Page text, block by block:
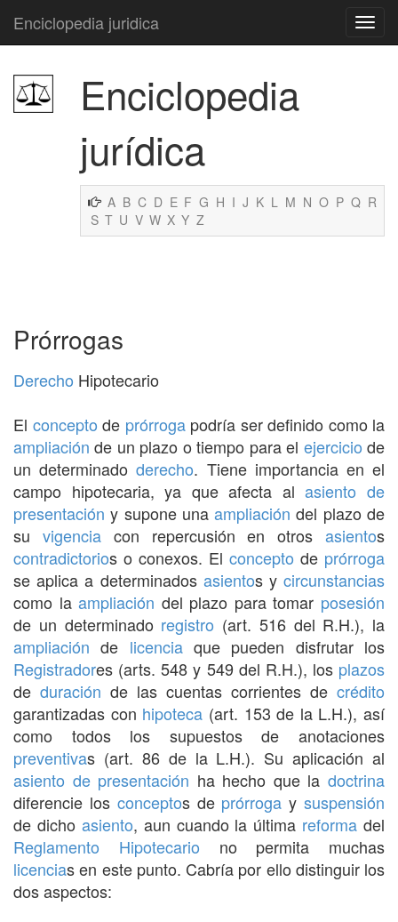
Enciclopedia juridica
Enciclopedia
jurídica
A B C D E F G H I J K L M N O P Q R
S T U V W X Y Z
Prórrogas
Derecho Hipotecario
El concepto de prórrogapodría ser definido como la
ampliación de un plazo o tiempo para el ejercicio de
un determinadoderecho. Tiene importancia en el
campo hipotecaria, ya que afecta alasiento de
presentación y supone unaampliación del plazo de
su vigenciacon repercusión en otrosasientos
contradictorios o conexos. El concepto de prórroga
se aplica a determinados asientos ycircunstancias
como laampliación del plazo para tomar posesión
de un determinado registro (art. 516 del R.H.), la
ampliación de licenciaque pueden disfrutar los
Registradores (arts. 548 y 549 del R.H.), los plazos
de duración de las cuentas corrientes de crédito
garantizadas con hipoteca (art. 153 de la L.H.), así
como todos los supuestos de anotaciones
preventivas (art. 86 de la L.H.). Su aplicación al
asiento de presentación ha hecho que ladoctrina
diferencie los conceptos de prórroga ysuspensión
de dicho asiento, aun cuando la última reforma del
Reglamento
Hipotecario no permita muchas
licencias en este punto. Cabría por ello distinguir los
dos aspectos: